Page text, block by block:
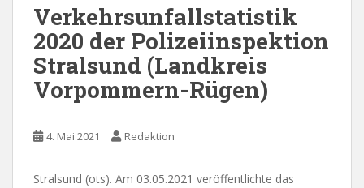
Verkehrsunfallstatistik
2020 der Polizeiinspektion
Stralsund (Landkreis
Vorpommern-Rügen)
4. Mai 2021 Redaktion
Stralsund (ots). Am 03.05.2021 veröffentlichte das